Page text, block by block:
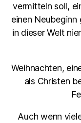
vermitteln soll,
einen
in dieser Welt
Weihnachten,
als Christen
Auch wenn